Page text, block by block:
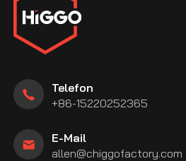
Telefon
+86-15220252365
E-Mail
allen@chiggofactory.com